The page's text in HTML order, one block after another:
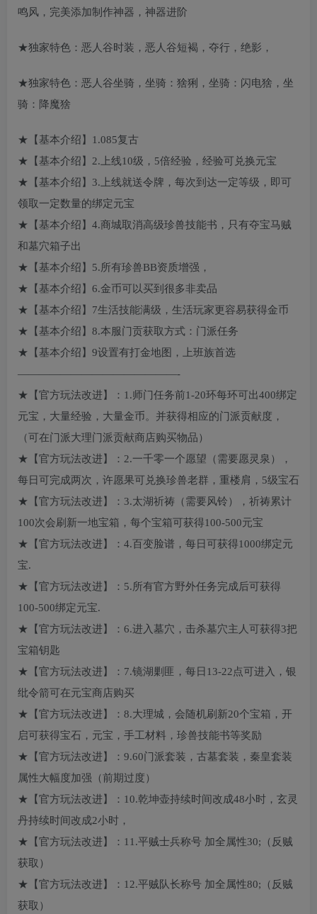
鸣风，完美添加制作神器，神器进阶
★独家特色：恶人谷时装，恶人谷短褐，夺行，绝影，
★独家特色：恶人谷坐骑，坐骑：猞猁，坐骑：闪电猞，坐
骑：降魔猞
★【基本介绍】1.085复古
★【基本介绍】2.上线10级，5倍经验，经验可兑换元宝
★【基本介绍】3.上线就送令牌，每次到达一定等级，即可
领取一定数量的绑定元宝
★【基本介绍】4.商城取消高级珍兽技能书，只有夺宝马贼
和墓穴箱子出
★【基本介绍】5.所有珍兽BB资质增强，
★【基本介绍】6.金币可以买到很多非卖品
★【基本介绍】7生活技能满级，生活玩家更容易获得金币
★【基本介绍】8.本服门贡获取方式：门派任务
★【基本介绍】9设置有打金地图，上班族首选
———————————————-
★【官方玩法改进】：1.师门任务前1-20环每环可出400绑定
元宝，大量经验，大量金币。并获得相应的门派贡献度，
（可在门派大理门派贡献商店购买物品）
★【官方玩法改进】：2.一千零一个愿望（需要愿灵泉），
每日可完成两次，许愿果可兑换珍兽老群，重楼肩，5级宝石
★【官方玩法改进】：3.太湖祈祷（需要风铃），祈祷累计
100次会刷新一地宝箱，每个宝箱可获得100-500元宝
★【官方玩法改进】：4.百变脸谱，每日可获得1000绑定元
宝.
★【官方玩法改进】：5.所有官方野外任务完成后可获得
100-500绑定元宝.
★【官方玩法改进】：6.进入墓穴，击杀墓穴主人可获得3把
宝箱钥匙
★【官方玩法改进】：7.镜湖剿匪，每日13-22点可进入，银
纰令箭可在元宝商店购买
★【官方玩法改进】：8.大理城，会随机刷新20个宝箱，开
启可获得宝石，元宝，手工材料，珍兽技能书等奖励
★【官方玩法改进】：9.60门派套装，古墓套装，秦皇套装
属性大幅度加强（前期过度）
★【官方玩法改进】：10.乾坤壶持续时间改成48小时，玄灵
丹持续时间改成2小时，
★【官方玩法改进】：11.平贼士兵称号 加全属性30;（反贼
获取）
★【官方玩法改进】：12.平贼队长称号 加全属性80;（反贼
获取）